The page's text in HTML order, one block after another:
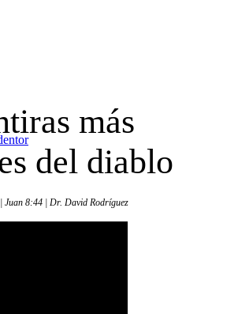
más
del diablo
Juan 8:44 | Dr. David Rodríguez